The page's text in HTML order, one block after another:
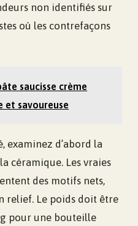
non identifiés sur
où les contrefaçons
saucisse crème
et savoureuse
examinez d’abord la
céramique. Les vraies
des motifs nets,
relief. Le poids doit être
pour une bouteille